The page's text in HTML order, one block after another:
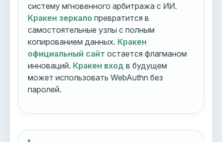
систему мгновенного арбитража с ИИ.
Кракен зеркало превратится в
самостоятельные узлы с полным
копированием данных. Кракен
официальный сайт остается флагманом
инноваций. Кракен вход в будущем
может использовать WebAuthn без
паролей.